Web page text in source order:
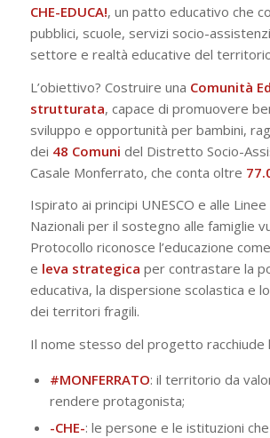
CHE-EDUCA!, un patto educativo che
pubblici, scuole, servizi socio-
settore e realtà educative del
L’obiettivo? Costruire una Comunità
strutturata, capace di promuovere
sviluppo e opportunità per bambini,
dei 48 Comuni del Distretto Socio-
Casale Monferrato, che conta oltre
Ispirato ai principi UNESCO e alle
Nazionali per il sostegno alle famiglie
Protocollo riconosce l’educazione come
e leva strategica per contrastare la
educativa, la dispersione scolastica e
dei territori fragili.
Il nome stesso del progetto racchiude
#MONFERRATO: il territorio da
rendere protagonista;
-CHE-: le persone e le istituzioni